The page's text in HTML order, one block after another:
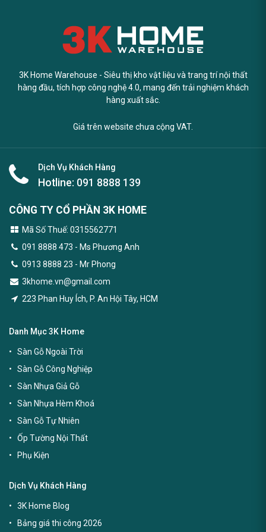
3K Home Warehouse - Siêu thị kho vật liệu và trang trí nội thất
hàng đầu, tích hợp công nghệ 4.0, mang đến trải nghiệm khách
hàng xuất sắc.
Giá trên website chưa cộng VAT.
Dịch Vụ Khách Hàng
Hotline: 091 8888 139
CÔNG TY CỔ PHẦN 3K HOME
Mã Số Thuế: 0315562771
091 8888 473 - Ms Phương Anh
0913 8888 23 - Mr Phong
3khome.vn@gmail.com
223 Phan Huy Ích, P. An Hội Tây, HCM
Danh Mục 3K Home
Sàn Gỗ Ngoài Trời
Sàn Gỗ Công Nghiệp
Sàn Nhựa Giả Gỗ
Sàn Nhựa Hèm Khoá
Sàn Gỗ Tự Nhiên
Ốp Tường Nội Thất
Phụ Kiện
Dịch Vụ Khách Hàng
3K Home Blog
Bảng giá thi công 2026